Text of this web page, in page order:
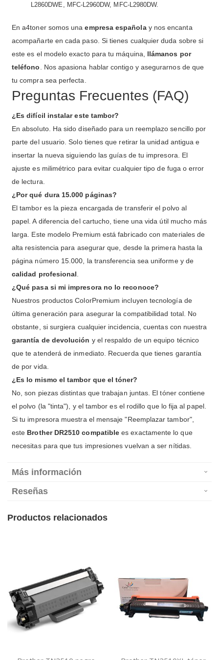
L2860DWE, MFC-L2960DW, MFC-L2980DW.
En a4toner somos unaempresa españolay nos encanta
acompañarte en cada paso. Si tienes cualquier duda sobre si
este es el modelo exacto para tu máquina, llámanos por
teléfono. Nos apasiona hablar contigo y asegurarnos de que
tu compra sea perfecta.
Preguntas Frecuentes (FAQ)
¿Es difícil instalar este tambor?
En absoluto. Ha sido diseñado para un reemplazo sencillo por
parte del usuario. Solo tienes que retirar la unidad antigua e
insertar la nueva siguiendo las guías de tu impresora. El
ajuste es milimétrico para evitar cualquier tipo de fuga o error
de lectura.
¿Por qué dura 15.000 páginas?
El tambor es la pieza encargada de transferir el polvo al
papel. A diferencia del cartucho, tiene una vida útil mucho más
larga. Este modelo Premium está fabricado con materiales de
alta resistencia para asegurar que, desde la primera hasta la
página número 15.000, la transferencia sea uniforme y de
calidad profesional.
¿Qué pasa si mi impresora no lo reconoce?
Nuestros productos ColorPremium incluyen tecnología de
última generación para asegurar la compatibilidad total. No
obstante, si surgiera cualquier incidencia, cuentas con nuestra
garantía de devolución y el respaldo de un equipo técnico
que te atenderá de inmediato. Recuerda que tienes garantía
de por vida.
¿Es lo mismo el tambor que el tóner?
No, son piezas distintas que trabajan juntas. El tóner contiene
el polvo (la "tinta"), y el tambor es el rodillo que lo fija al papel.
Si tu impresora muestra el mensaje "Reemplazar tambor",
este Brother DR2510 compatible es exactamente lo que
necesitas para que tus impresiones vuelvan a ser nítidas.
Más información
Reseñas
Productos relacionados